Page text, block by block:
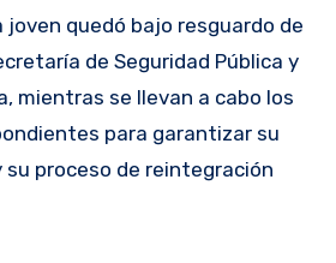
joven quedó bajo resguardo de
de Seguridad Pública y
mientras se llevan a cabo los
para garantizar su
proceso de reintegración